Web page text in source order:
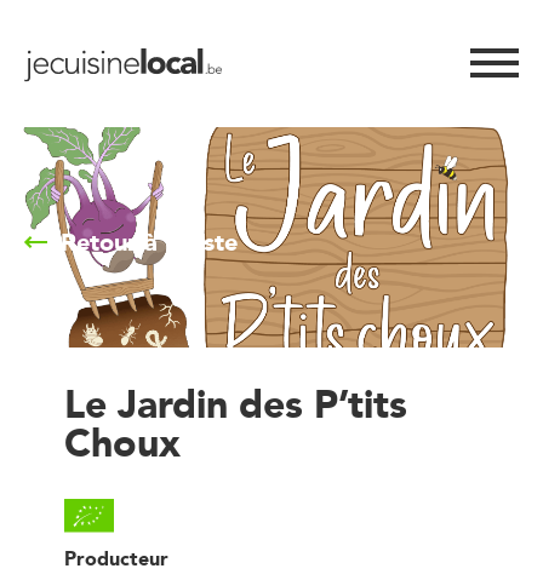
Retour à la liste
Le Jardin des P’tits
Choux
Producteur